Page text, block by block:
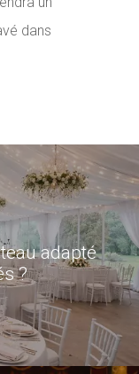
dans
adapté
?